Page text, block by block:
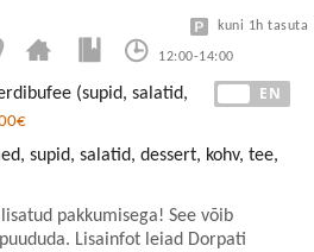
12:00-14:00
kuni 1h tasuta
EN
(supid, salatid,
supid, salatid, dessert, kohv, tee,
pakkumisega! See võib
Lisainfot leiad Dorpati